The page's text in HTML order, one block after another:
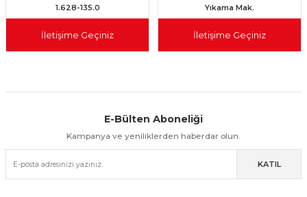
1.628-135.0
İletişime Geçiniz
Yıkama Mak.
İletişime Geçiniz
Kolay İade & Değişim Güvenli Alışveriş
Güvenli Paketleme Taksit / Havale İle Alışveriş Kolay İade & Değişim
E-Bülten Aboneliği
Kampanya ve yeniliklerden haberdar olun.
KATIL